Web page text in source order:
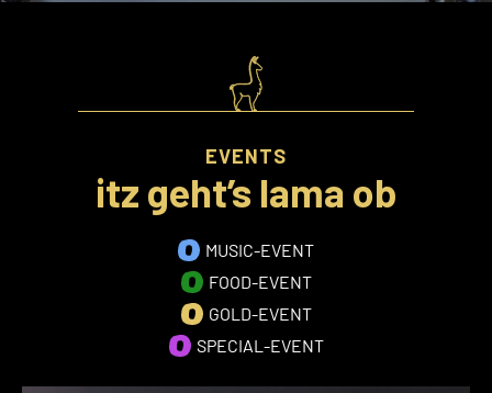
EVENTS
itz geht’s lama ob
MUSIC-EVENT
FOOD-EVENT
GOLD-EVENT
SPECIAL-EVENT